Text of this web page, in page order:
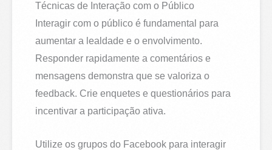
Técnicas de Interação com o Público
Interagir com o público é fundamental para
aumentar a lealdade e o envolvimento.
Responder rapidamente a comentários e
mensagens demonstra que se valoriza o
feedback. Crie enquetes e questionários para
incentivar a participação ativa.
Utilize os grupos do Facebook para interagir